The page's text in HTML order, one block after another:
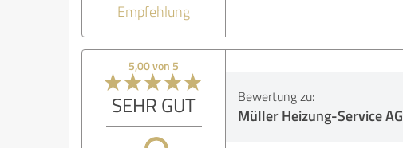
Empfehlung
5,00 von 5
SEHR GUT Bewertung zu:
Müller Heizung-Service AG